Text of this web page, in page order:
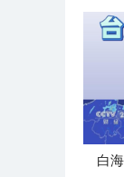
白